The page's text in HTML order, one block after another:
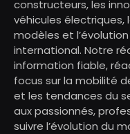
constructeurs, les
véhicules électriques,
modèles et
international. Notre
information fiable,
focus sur la mobilité
et les tendances du
aux passionnés,
suivre l’évolution du